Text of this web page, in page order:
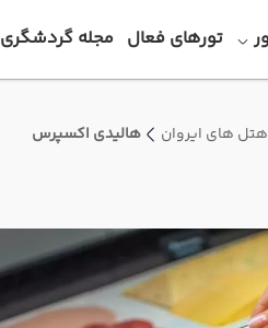
تورهای فعال مجله گردشگری
هتل های ایروان هالیدی اکسپرس